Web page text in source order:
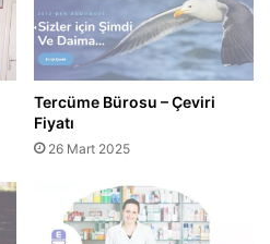
Tercüme Bürosu – Çeviri
Fiyatı
26 Mart 2025